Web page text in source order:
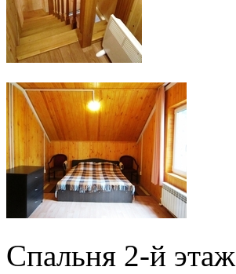
Спальня 2-й этаж